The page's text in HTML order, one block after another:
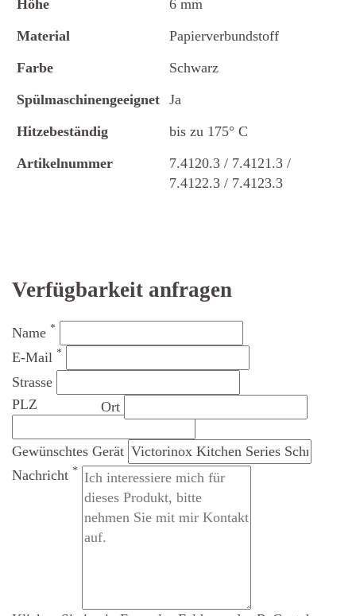
Höhe
6 mm
Material
Papierverbundstoff
Farbe
Schwarz
Spülmaschinengeeignet Ja
Hitzebeständig
bis zu 175° C
Artikelnummer
7.4120.3 / 7.4121.3 /
7.4122.3 / 7.4123.3
Verfügbarkeit anfragen
Name *
E-Mail *
Strasse
PLZ
Ort
Gewünschtes Gerät
Nachricht *